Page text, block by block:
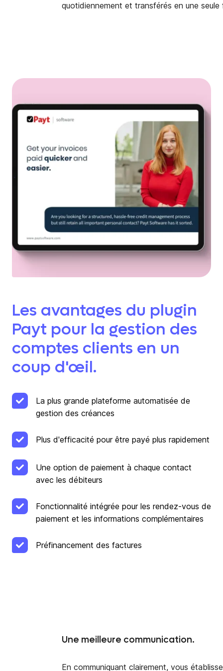
quotidiennement et transférés en une seule
Les avantages du plugin
Payt pour la gestion des
comptes clients en un
coup d'œil.
La plus grande plateforme automatisée de
gestion des créances
Plus d'efficacité pour être payé plus rapidement
Une option de paiement à chaque contact
avec les débiteurs
Fonctionnalité intégrée pour les rendez-vous de
paiement et les informations complémentaires
Préfinancement des factures
Une meilleure communication.
En communiquant clairement, vous